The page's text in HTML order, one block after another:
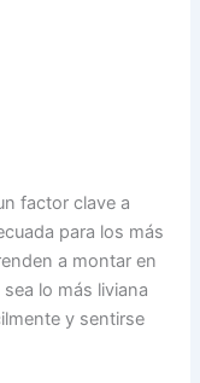
factor clave a
para los más
a montar en
lo más liviana
y sentirse